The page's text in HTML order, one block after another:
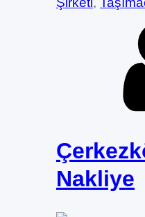
Nakliye